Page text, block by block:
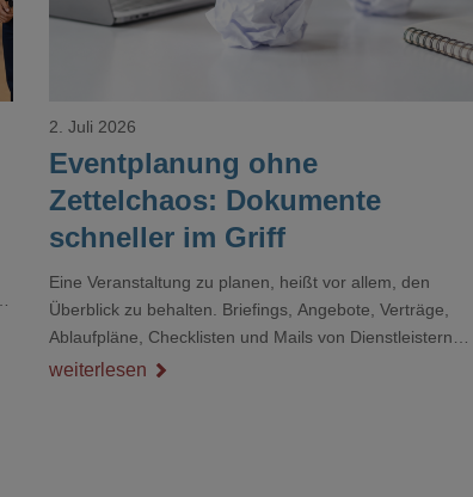
Eventplanung ohne
Zettelchaos: Dokumente
schneller im Griff
2. Juli 2026
Eine Veranstaltung zu planen, heißt vor allem, den
Überblick zu behalten. Briefings, Angebote, Verträge,
Ablaufpläne, Checklisten und Mails von Dienstleistern
sammeln sich rasch zu einem unübersichtlichen Stapel.
weiterlesen